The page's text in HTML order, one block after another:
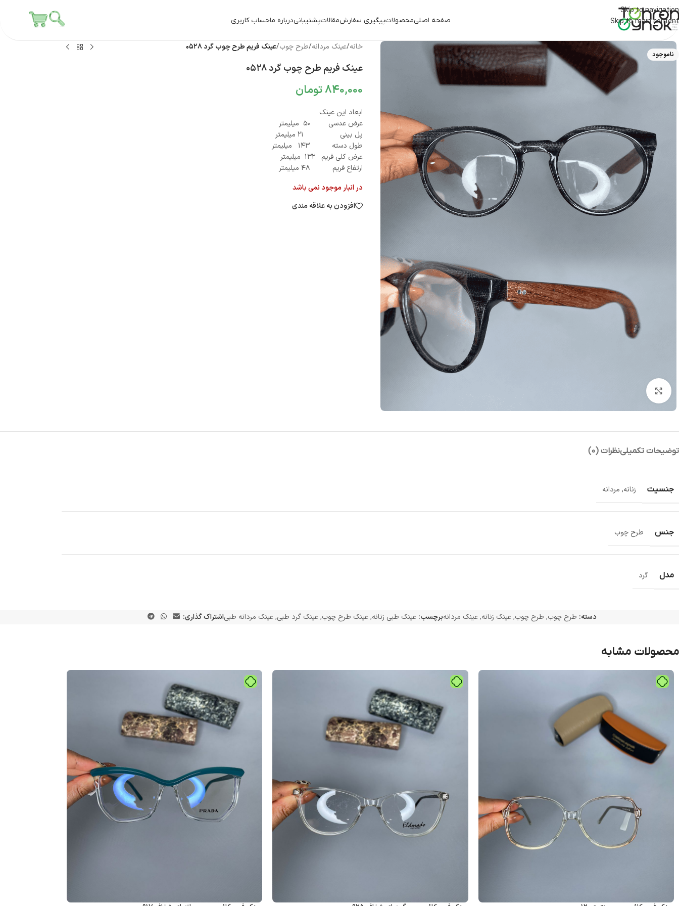
Skip to navigation
Skip to main content
صفحه اصلیمحصولاتپیگیری سفارشمقالاتپشتیبانیدرباره ماحساب کاربری
ناموجود
خانه/عینک مردانه/طرح چوب/عینک فریم طرح چوب گرد ۰۵۲۸
عینک فریم طرح چوب گرد ۰۵۲۸
840,000تومان
ابعاد این عینک
عرض عدسی ۵۰ میلیمتر
پل بینی ۲۱ میلیمتر
طول دسته ۱۴۳ میلیمتر
عرض کلی فریم ۱۳۲ میلیمتر
ارتفاع فریم ۴۸ میلیمتر
در انبار موجود نمی باشد
افزودن به علاقه مندی
توضیحات تکمیلینظرات (0)
جنسیت زنانه, مردانه
جنس طرح چوب
مدل گرد
دسته: طرح چوب, طرح چوب, عینک زنانه, عینک مردانهبرچسب: عینک طبی زنانه, عینک طرح چوب, عینک گرد طبی, عینک مردانه طبیاشتراک گذاری:
محصولات مشابه